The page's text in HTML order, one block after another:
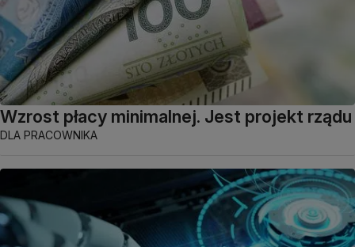
Wzrost płacy minimalnej. Jest projekt rządu
DLA PRACOWNIKA